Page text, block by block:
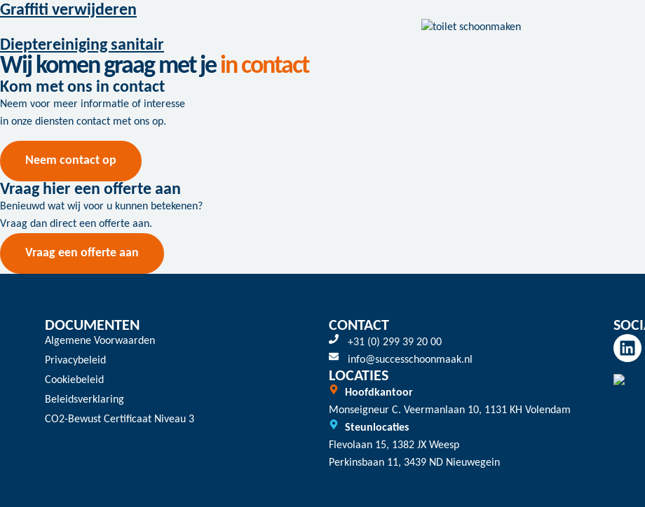
Graffiti verwijderen
Dieptereiniging sanitair
Wij komen graag met jein contact
Kom met ons in contact
Neem voor meer informatie of interesse
in onze diensten contact met ons op.
Neem contact op
Vraag hier een offerte aan
Benieuwd wat wij voor u kunnen betekenen?
Vraag dan direct een offerte aan.
Vraag een offerte aan
DOCUMENTEN
Algemene Voorwaarden
Privacybeleid
Cookiebeleid
Beleidsverklaring
CO2-Bewust Certificaat Niveau 3
CONTACT
+31 (0) 299 39 20 00
info@successchoonmaak.nl
LOCATIES
Hoofdkantoor
Monseigneur C. Veermanlaan 10, 1131 KH Volendam
Steunlocaties
Flevolaan 15, 1382 JX Weesp
Perkinsbaan 11, 3439 ND Nieuwegein